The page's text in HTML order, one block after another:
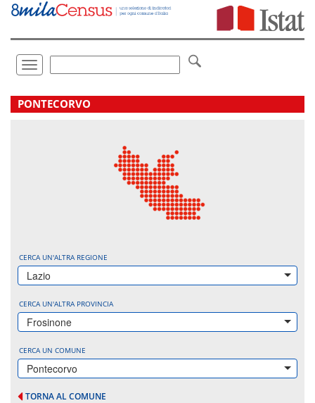
Vai
direttamente
Toggle
navigation
.
PONTECORVO
CERCA UN'ALTRA REGIONE
Lazio
CERCA UN'ALTRA PROVINCIA
Frosinone
CERCA UN COMUNE
Pontecorvo
TORNA AL COMUNE